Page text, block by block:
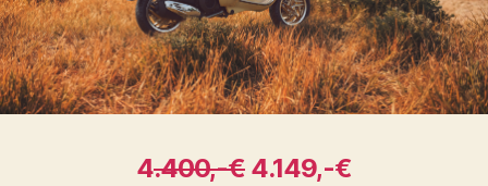
4.400,-€ 4.149,-€